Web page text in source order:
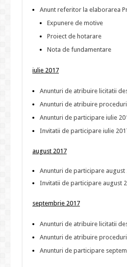
Anunt referitor la elaborarea
Expunere de motive
Proiect de hotarare
Nota de fundamentare
iulie 2017
Anunturi de atribuire licitatii
Anunturi de atribuire
Anunturi de participare iulie
Invitatii de participare iulie
august 2017
Anunturi de participare august
Invitatii de participare august
septembrie 2017
Anunturi de atribuire licitatii
Anunturi de atribuire
Anunturi de participare